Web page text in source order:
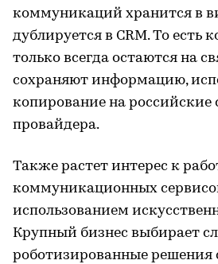
коммуникаций хранится в
дублируется в CRM. То есть
только всегда остаются на
сохраняют информацию,
копирование на российские
провайдера.
Также растет интерес к
коммуникационных
использованием
Крупный бизнес выбирает
роботизированные решения